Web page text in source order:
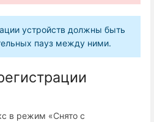
устройств должны быть
пауз между ними.
в режим «Снято с